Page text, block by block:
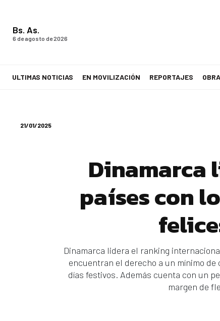
Bs. As.
6 de agosto de 2026
ULTIMAS NOTICIAS EN MOVILIZACIÓN REPORTAJES
21/01/2025
Dinamarca
países con
Dinamarca lidera el ranking
encuentran el derecho a un mínimo de
días festivos. Además cuenta con un
margen de